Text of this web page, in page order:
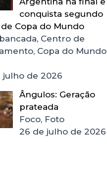
conquista segundo
Copa do Mundo
Centro de
Copa do Mundo
julho de 2026
Ângulos: Geração
prateada
Foco, Foto
26 de julho de 2026